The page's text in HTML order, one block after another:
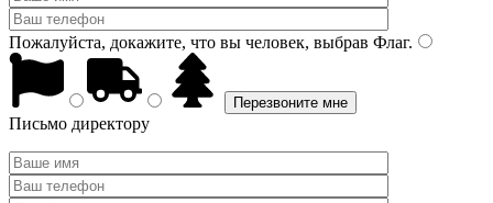
Пожалуйста, докажите, что вы человек, выбрав Флаг.
Письмо директору